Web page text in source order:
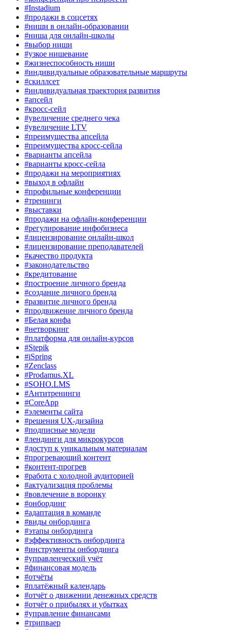
#Instadium
#продажи в соцсетях
#ниши в онлайн-образовании
#ниша для онлайн-школы
#выбор ниши
#узкое нишевание
#жизнеспособность ниши
#индивидуальные образовательные маршруты
#скиллсет
#индивидуальная траектория развития
#апсейл
#кросс-сейл
#увеличение среднего чека
#увеличение LTV
#преимущества апсейла
#преимущества кросс-сейла
#варианты апсейла
#варианты кросс-сейла
#продажи на мероприятиях
#выход в офлайн
#профильные конференции
#тренинги
#выставки
#продажи на офлайн-конференции
#регулирование инфобизнеса
#лицензирование онлайн-школ
#лицензирование преподавателей
#качество продукта
#законодательство
#кредитование
#построение личного бренда
#создание личного бренда
#развитие личного бренда
#продвижение личного бренда
#Белая конфа
#нетворкинг
#платформа для онлайн-курсов
#Stepik
#iSpring
#Zenclass
#Prodamus.XL
#SOHO.LMS
#Антитренинги
#CoreApp
#элементы сайта
#решения UX-дизайна
#подписные модели
#лендинги для микрокурсов
#доступ к уникальным материалам
#прогревающий контент
#контент-прогрев
#работа с холодной аудиторией
#актуализация проблемы
#вовлечение в воронку
#онбординг
#адаптация в команде
#виды онбординга
#этапы онбординга
#эффективность онбординга
#инструменты онбординга
#управленческий учёт
#финансовая модель
#отчёты
#платёжный календарь
#отчёт о движении денежных средств
#отчёт о прибылях и убытках
#управление финансами
#трипваер